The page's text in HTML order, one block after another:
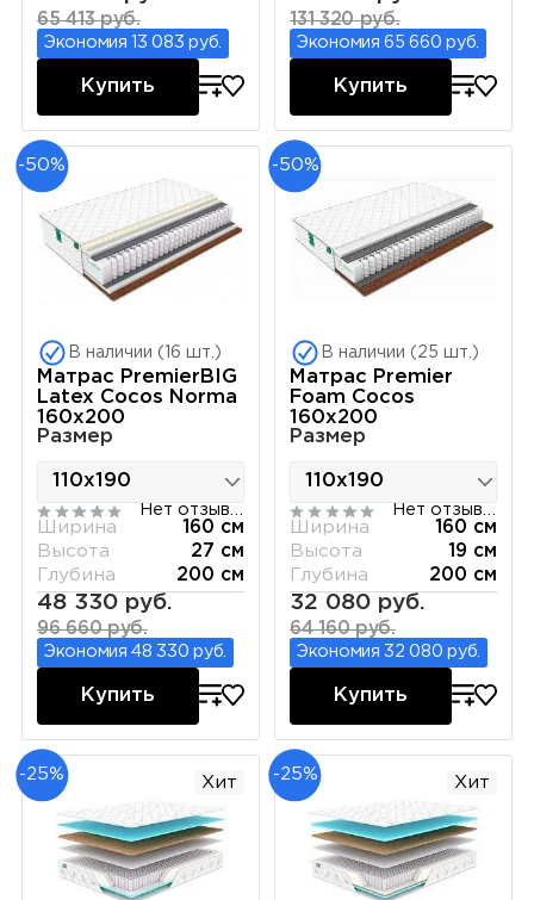
65 413 руб.
Экономия 13 083 руб.
Купить
131 320 руб.
Экономия 65 660 руб.
Купить
-50%
В наличии (16 шт.)
Матрас PremierBIG
Latex Cocos Norma
160х200
Размер
Ширина
160 см
Высота
27 см
Глубина
200 см
48 330 руб.
96 660 руб.
Экономия 48 330 руб.
Купить
-50%
В наличии (25 шт.)
Матрас Premier
Foam Cocos
160х200
Размер
Ширина
160 см
Высота
19 см
Глубина
200 см
32 080 руб.
64 160 руб.
Экономия 32 080 руб.
Купить
-25% Хит -25% Хит